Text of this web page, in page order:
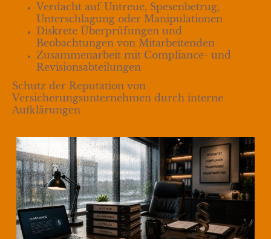
Verdacht auf Untreue, Spesenbetrug,
Unterschlagung oder Manipulationen
Diskrete Überprüfungen und
Beobachtungen von Mitarbeitenden
Zusammenarbeit mit Compliance- und
Revisionsabteilungen
Schutz der Reputation von
Versicherungsunternehmen durch interne
Aufklärungen